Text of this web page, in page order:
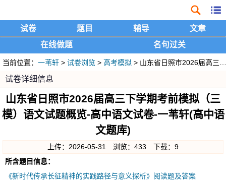
试卷 题目 辅导
文章
在线做题
名句过关
当前位置： 一苇轩 > 试卷浏览 > 高考模拟 > 山东省日照市2026届高三下学期考前模拟（三模）语文试题概览
试卷详细信息
山东省日照市2026届高三下学期考前模拟（三
模）语文试题概览-高中语文试卷-一苇轩(高中语
文题库)
上传：2026-05-31 浏览：433 下载：9
所含题目信息：
《新时代传承长征精神的实践路径与意义探析》阅读题及答案